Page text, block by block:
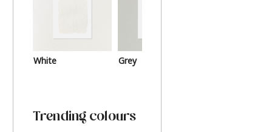
White Grey
Trending colours